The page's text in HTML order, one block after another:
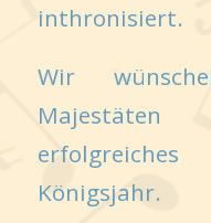
inthronisiert.
Wir
Königsjahr.